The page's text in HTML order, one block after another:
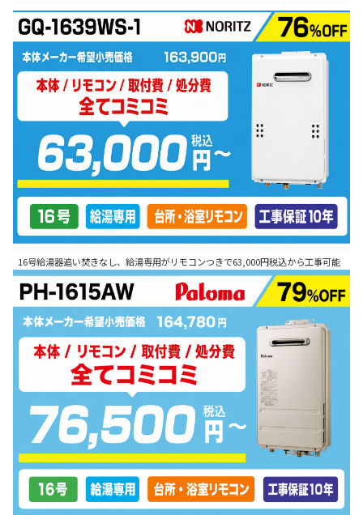
16号給湯器追い焚きなし、給湯専用がリモコンつきで63,000円税込から工事可能